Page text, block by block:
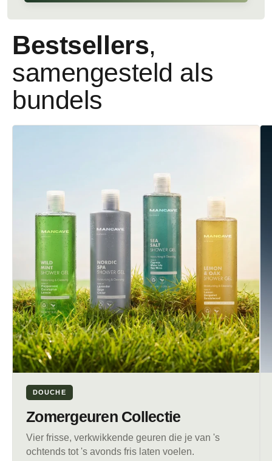
Bestsellers,
samengesteld als
bundels
DOUCHE
Zomergeuren Collectie
Vier frisse, verkwikkende geuren die je van 's
ochtends tot 's avonds fris laten voelen.